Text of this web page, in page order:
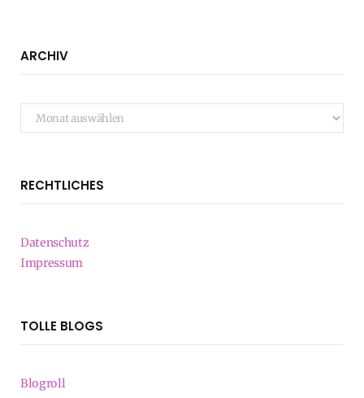
ARCHIV
Archiv
RECHTLICHES
Datenschutz
Impressum
TOLLE BLOGS
Blogroll